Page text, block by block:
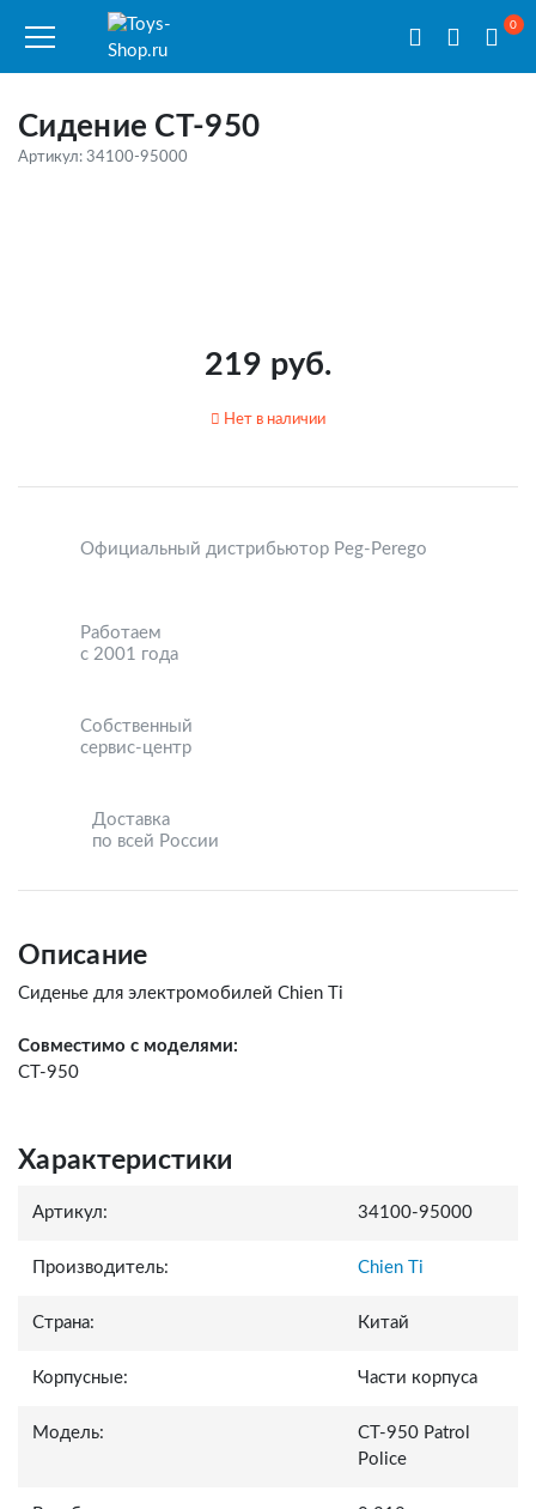
0
Сидение CT-950
Артикул: 34100-95000
219 руб.
Нет в наличии
Официальный дистрибьютор Peg-Perego
Работаем
с 2001 года
Собственный
сервис-центр
Доставка
по всей России
Описание
Сиденье для электромобилей Chien Ti
Совместимо с моделями:
СT-950
Характеристики
Артикул: 34100-95000
Производитель: Chien Ti
Страна: Китай
Корпусные: Части корпуса
Модель:
СТ-950 Patrol
Police